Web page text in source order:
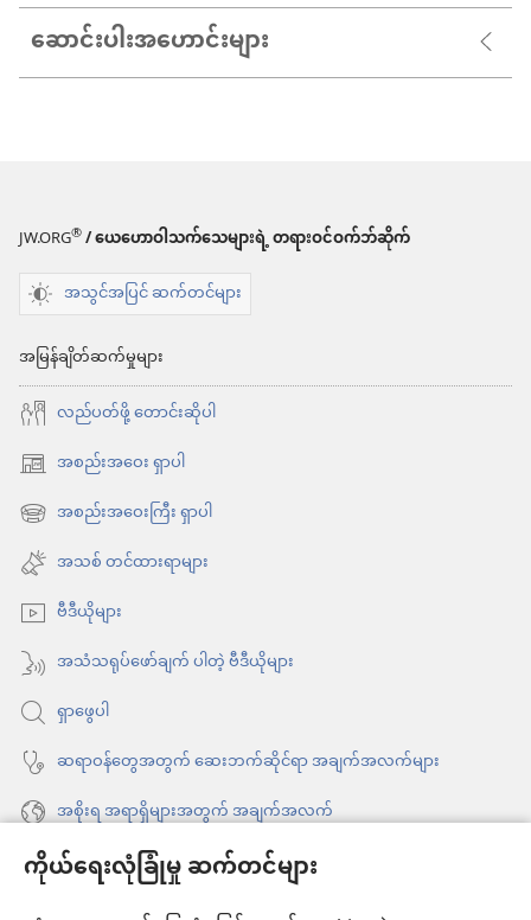
ကိုယ်ရေးလုံခြုံမှု ဆက်တင်များ
ဆောင်းပါးအဟောင်းများ
JW.ORG®/ ယေဟောဝါသက်သေများရဲ့ တရားဝင်ဝက်ဘ်ဆိုက်
အသွင်အပြင် ဆက်တင်များ
အမြန်ချိတ်ဆက်မှုများ
လည်ပတ်ဖို့ တောင်းဆိုပါ
အစည်းအဝေး ရှာပါ
(window
အသစ်
င့်
နေ
ပါ
တယ်)
အစည်းအဝေးကြီး ရှာပါ
(window
အသစ်
င့်
နေ
ပါ
တယ်)
အသစ် တင်ထားရာများ
ဗီဒီယိုများ
အသံသရုပ်ဖော်ချက် ပါတဲ့ ဗီဒီယိုများ
ရှာဖွေပါ
ဆရာဝန်တွေအတွက် ဆေးဘက်ဆိုင်ရာ အချက်အလက်များ
အစိုးရ အရာရှိများအတွက် အချက်အလက်
အကူအညီ